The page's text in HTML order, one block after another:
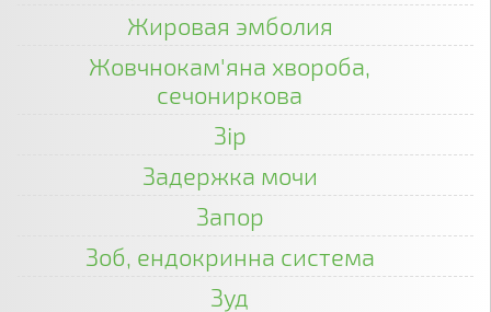
Жировая эмболия
Жовчнокам'яна хвороба,
сечониркова
Зір
Задержка мочи
Запор
Зоб, ендокринна система
Зуд